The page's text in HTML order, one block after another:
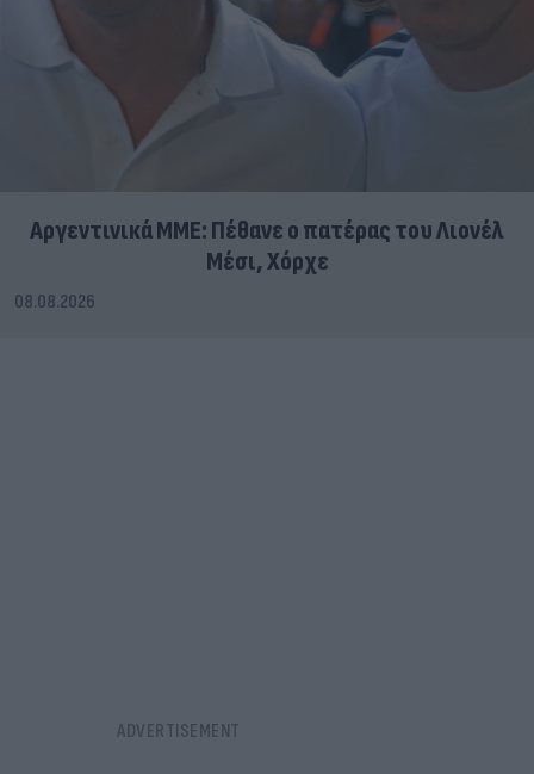
Αργεντινικά ΜΜΕ: Πέθανε ο πατέρας του Λιονέλ
Μέσι, Χόρχε
08.08.2026